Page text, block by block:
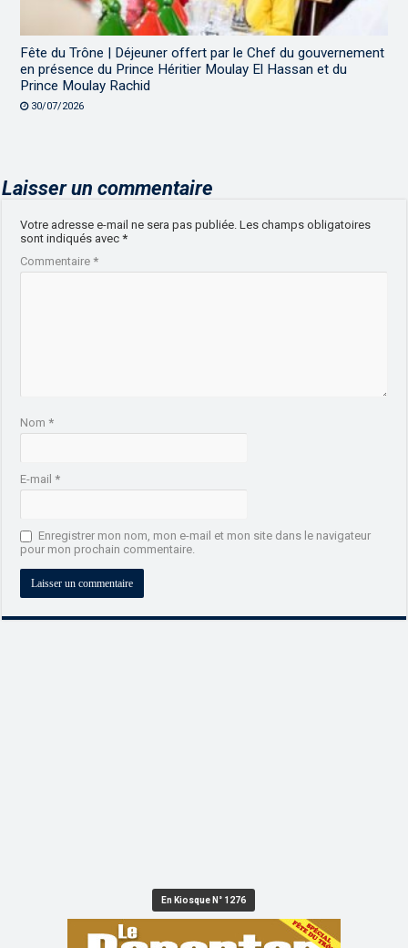
Fête du Trône | Déjeuner offert par le Chef du gouvernement
en présence du Prince Héritier Moulay El Hassan et du
Prince Moulay Rachid
30/07/2026
Laisser un commentaire
Votre adresse e-mail ne sera pas publiée. Les champs obligatoires
sont indiqués avec*
Commentaire*
Nom*
E-mail*
Enregistrer mon nom, mon e-mail et mon site dans le navigateur
pour mon prochain commentaire.
En Kiosque N° 1276